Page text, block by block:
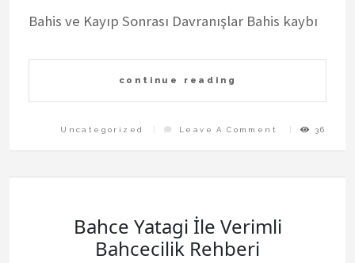
Bahis ve Kayıp Sonrası Davranışlar Bahis kaybı
continue reading
Uncategorized Leave A Comment
On
Bahis
Kayip
36
Bahce Yatagi İle Verimli
Bahcecilik Rehberi